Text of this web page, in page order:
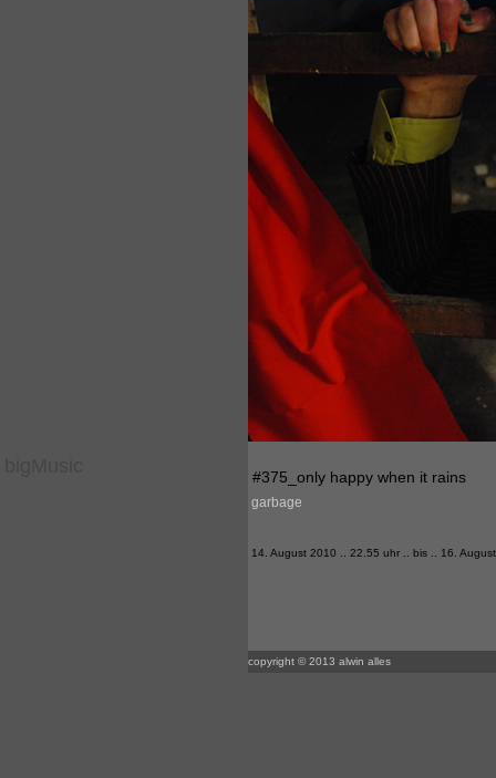
#375_only happy when it rains
garbage
14. August 2010 .. 22.55 uhr .. bis .. 16.
copyright © 2013 alwin alles